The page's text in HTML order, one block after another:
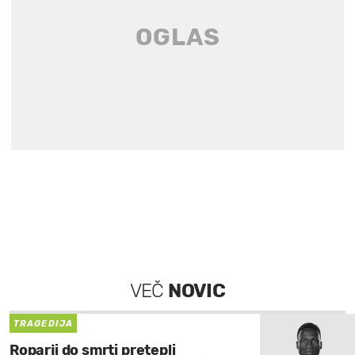
VEČ NOVIC
TRAGEDIJA
Roparji do smrti pretepli